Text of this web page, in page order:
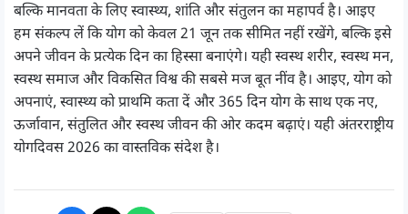
बल्कि मानवता के लिए स्वास्थ्य, शांति और संतुलन का महापर्व है। आइए
हम संकल्प लें कि योग को केवल 21 जून तक सीमित नहीं रखेंगे, बल्कि इसे
अपने जीवन के प्रत्येक दिन का हिस्सा बनाएंगे। यही स्वस्थ शरीर, स्वस्थ मन,
स्वस्थ समाज और विकसित विश्व की सबसे मज बूत नींव है। आइए, योग को
अपनाएं, स्वास्थ्य को प्राथमि कता दें और 365 दिन योग के साथ एक नए,
ऊर्जावान, संतुलित और स्वस्थ जीवन की ओर कदम बढ़ाएं। यही अंतरराष्ट्रीय
योगदिवस 2026 का वास्तविक संदेश है।